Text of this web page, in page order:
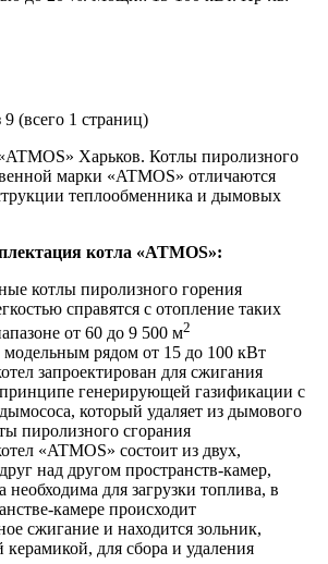
(всего 1 страниц)
Харьков. Котлы пиролизного
марки «ATMOS» отличаются
теплообменника и дымовых
котла «ATMOS»:
котлы пиролизного горения
справятся с отопление таких
от 60 до 9 500 м2
рядом от 15 до 100 кВт
запроектирован для сжигания
генерирующей газификации с
который удаляет из дымового
пиролизного сгорания
«ATMOS» состоит из двух,
над другом пространств-камер,
необходима для загрузки топлива, в
камере происходит
сжигание и находится зольник,
для сбора и удаления